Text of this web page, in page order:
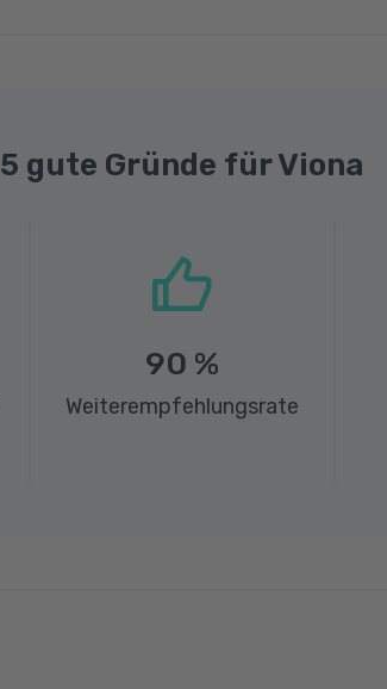
5 gute Gründe für Viona
90 %
Weiterempfehlungsrate